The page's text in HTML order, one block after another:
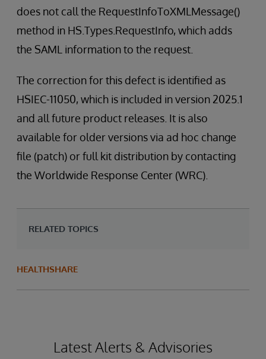
does not call the RequestInfoToXMLMessage()
method in HS.Types.RequestInfo, which adds
the SAML information to the request.
The correction for this defect is identified as
HSIEC-11050, which is included in version 2025.1
and all future product releases. It is also
available for older versions via ad hoc change
file (patch) or full kit distribution by contacting
the Worldwide Response Center (WRC).
RELATED TOPICS
HEALTHSHARE
Latest Alerts & Advisories